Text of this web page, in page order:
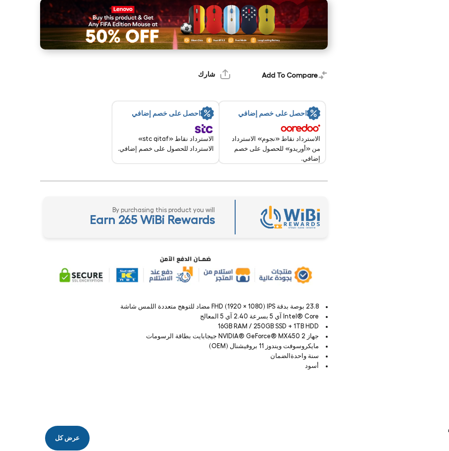
Add To Compare شارك
احصل على خصم إضافي
الاسترداد نقاط «نجوم» الاسترداد
من «أوريدو» للحصول على خصم
إضافي.
احصل على خصم إضافي
الاسترداد نقاط «stc qitaf»
الاسترداد للحصول على خصم إضافي.
By purchasing this product you will
Earn 265 WiBi Rewards
23.8 بوصة بدقة FHD (1920 × 1080) IPS مضاد للتوهج متعددة اللمس شاشة
Intel® Core آي 5 بسرعة 2.40 آي 5 المعالج
16GB RAM / 250GB SSD + 1TB HDD
جهاز NVIDIA® GeForce® MX450 2 جيجابايت بطاقة الرسومات
مايكروسوفت ويندوز 11 بروفيشنال (OEM)
سنة واحدةالضمان
أسود
عرض كل